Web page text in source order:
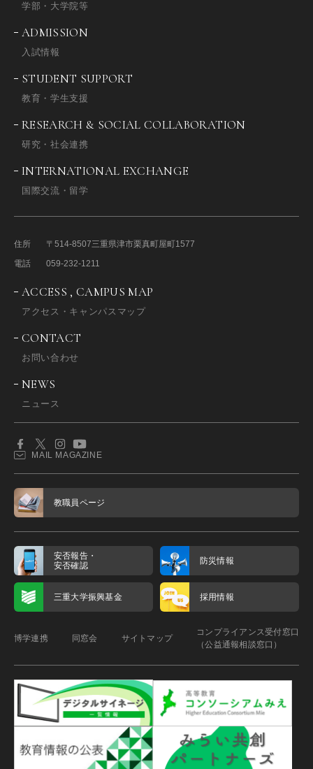
学部・大学院等
ADMISSION
入試情報
STUDENT SUPPORT
教育・学生支援
RESEARCH & SOCIAL COLLABORATION
研究・社会連携
INTERNATIONAL EXCHANGE
国際交流・留学
住所 〒514-8507三重県津市栗真町屋町1577
電話
059-232-1211
ACCESS , CAMPUS MAP
アクセス・キャンパスマップ
CONTACT
お問い合わせ
NEWS
ニュース
MAIL MAGAZINE
教職員ページ
安否報告・
安否確認
防災情報
三重大学振興基金 採用情報
博学連携 同窓会 サイトマップ
コンプライアンス受付窓口
（公益通報相談窓口）